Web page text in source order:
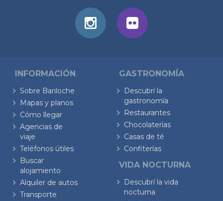
INFORMACIÓN
Sobre Bariloche
Mapas y planos
Cómo llegar
Agencias de
viaje
Teléfonos útiles
Buscar
alojamiento
Alquiler de autos
Transporte
GASTRONOMÍA
Descubrí la
gastronomía
Restaurantes
Chocolaterías
Casas de té
Confiterías
VIDA NOCTURNA
Descubrí la vida
nocturna